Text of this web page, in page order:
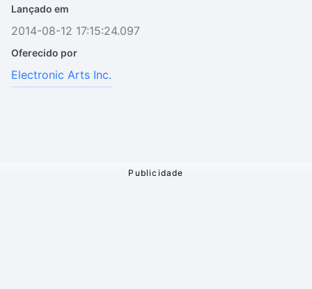
Lançado em
2014-08-12 17:15:24.097
Oferecido por
Electronic Arts Inc.